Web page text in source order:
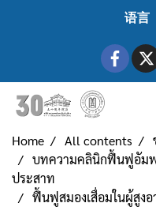
语言
Home All contents
บทความคลินิกฟื้นฟูอัม
ประสาท
ฟื้นฟูสมองเสื่อมในผู้สูง